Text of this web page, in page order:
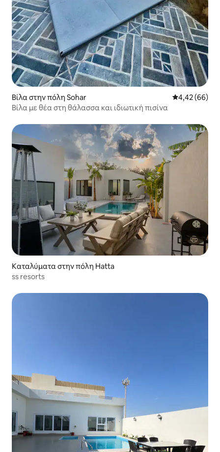
Βίλα στην πόλη Sohar Μέση
4,42 (66)
Βίλα με θέα στη θάλασσα και ιδιωτική πισίνα
Καταλύματα στην πόλη Hatta
ss resorts